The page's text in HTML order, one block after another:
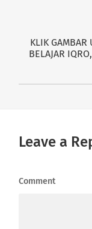
KLIK GAMBAR
BELAJAR
Leave a
Comment